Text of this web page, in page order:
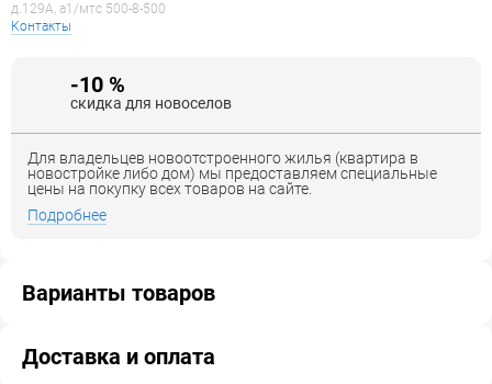
д.129А, a1/мтс 500-8-500
Контакты
-10 %
скидка для новоселов
Для владельцев новоотстроенного жилья (квартира в
новостройке либо дом) мы предоставляем специальные
цены на покупку всех товаров на сайте.
Подробнее
Варианты товаров
Доставка и оплата